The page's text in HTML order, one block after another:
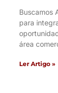
Buscamos
para
área
Ler Artigo »